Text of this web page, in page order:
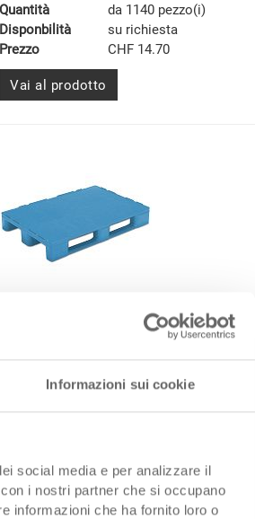
Informazioni sui cookie
social media e per analizzare il
i nostri partner che si occupano
informazioni che ha fornito loro o
Quantità
da 1140 pezzo(i)
Disponbilità
su richiesta
Prezzo
CHF 14.70
Vai al prodotto
Pallet igienico UPAL-H 1200x800x160 mm
Codice
33-1208N-643-0300.5810
Prezzo
CHF 110.60
Vai al prodotto